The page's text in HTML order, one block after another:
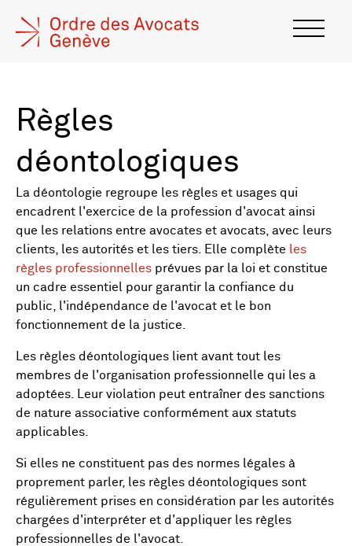
Règles
déontologiques
La déontologie regroupe les règles et usages qui
encadrent l'exercice de la profession d'avocat ainsi
que les relations entre avocates et avocats, avec leurs
clients, les autorités et les tiers. Elle complète
les
règles professionnelles prévues par la loi et constitue
un cadre essentiel pour garantir la confiance du
public, l'indépendance de l'avocat et le bon
fonctionnement de la justice.
Les règles déontologiques lient avant tout les
membres de l'organisation professionnelle qui les a
adoptées. Leur violation peut entraîner des sanctions
de nature associative conformément aux statuts
applicables.
Si elles ne constituent pas des normes légales à
proprement parler, les règles déontologiques sont
régulièrement prises en considération par les autorités
chargées d'interpréter et d'appliquer les règles
professionnelles de l'avocat.